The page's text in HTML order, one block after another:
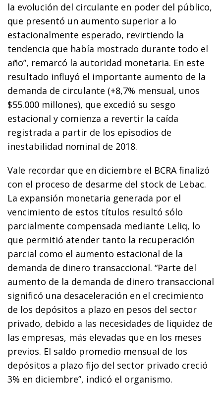
la evolución del circulante en poder del público,
que presentó un aumento superior a lo
estacionalmente esperado, revirtiendo la
tendencia que había mostrado durante todo el
año”, remarcó la autoridad monetaria. En este
resultado influyó el importante aumento de la
demanda de circulante (+8,7% mensual, unos
$55.000 millones), que excedió su sesgo
estacional y comienza a revertir la caída
registrada a partir de los episodios de
inestabilidad nominal de 2018.
Vale recordar que en diciembre el BCRA finalizó
con el proceso de desarme del stock de Lebac.
La expansión monetaria generada por el
vencimiento de estos títulos resultó sólo
parcialmente compensada mediante Leliq, lo
que permitió atender tanto la recuperación
parcial como el aumento estacional de la
demanda de dinero transaccional. “Parte del
aumento de la demanda de dinero transaccional
significó una desaceleración en el crecimiento
de los depósitos a plazo en pesos del sector
privado, debido a las necesidades de liquidez de
las empresas, más elevadas que en los meses
previos. El saldo promedio mensual de los
depósitos a plazo fijo del sector privado creció
3% en diciembre”, indicó el organismo.